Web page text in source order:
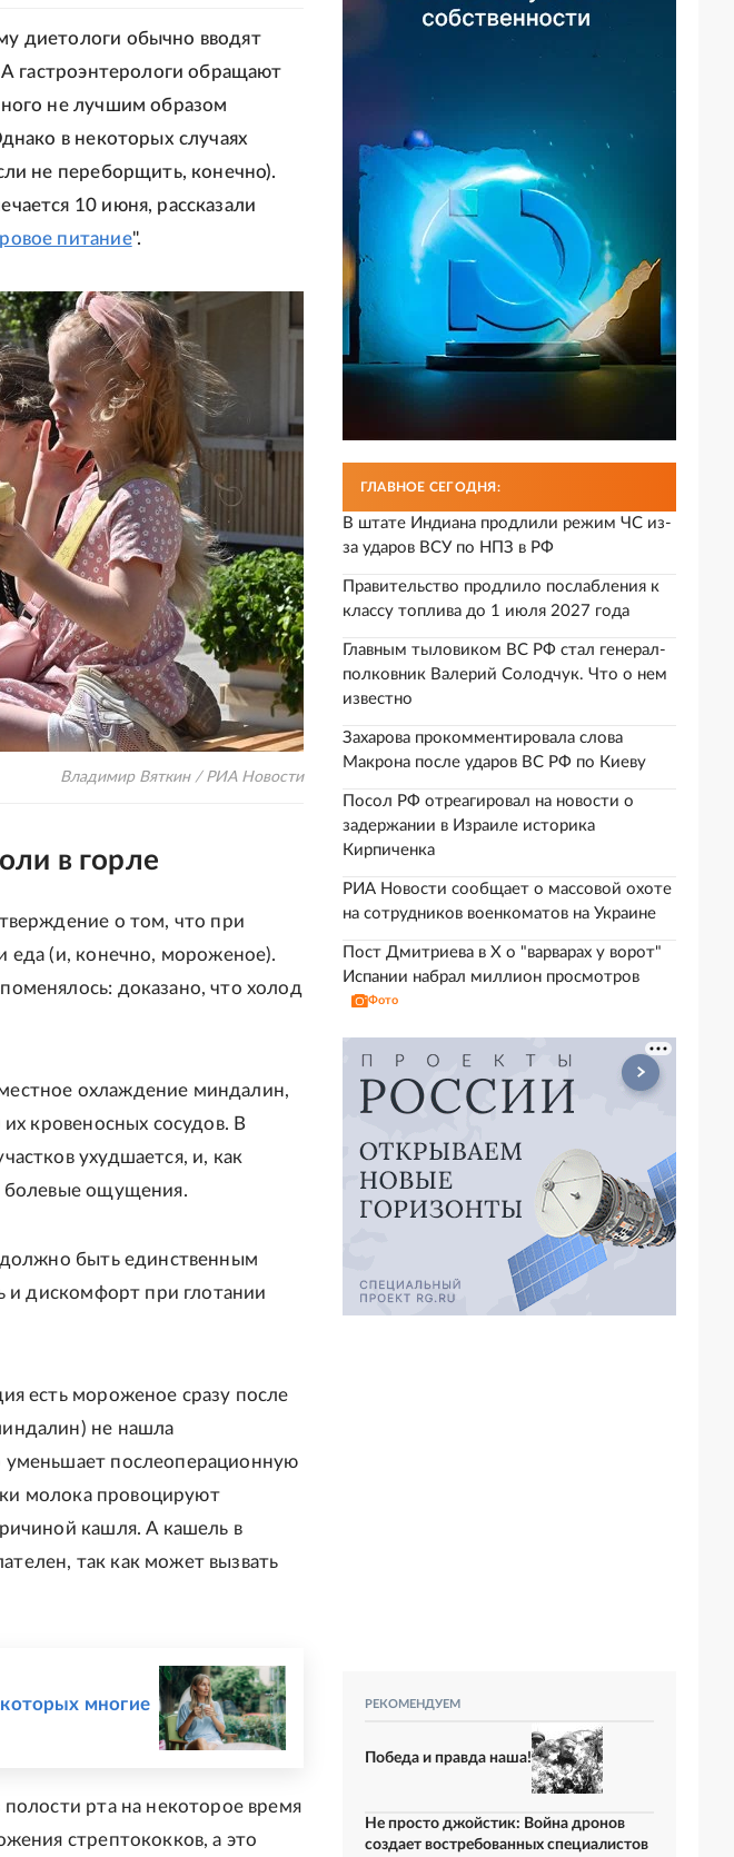
диетологи обычно вводят
гастроэнтерологи обращают
не лучшим образом
в некоторых случаях
не переборщить, конечно).
10 июня, рассказали
питание".
Владимир Вяткин / РИА Новости
в горле
о том, что при
еда (и, конечно, мороженое).
доказано, что холод
охлаждение миндалин,
кровеносных сосудов. В
ухудшается, и, как
болевые ощущения.
быть единственным
и дискомфорт при глотании
есть мороженое сразу после
не нашла
послеоперационную
молока провоцируют
кашля. А кашель в
так как может вызвать
многие
рта на некоторое время
стрептококков, а это
ГЛАВНОЕ СЕГОДНЯ:
В штате Индиана продлили режим ЧС из-
за ударов ВСУ по НПЗ в РФ
Правительство продлило послабления к
классу топлива до 1 июля 2027 года
Главным тыловиком ВС РФ стал генерал-
полковник Валерий Солодчук. Что о нем
известно
Захарова прокомментировала слова
Макрона после ударов ВС РФ по Киеву
Посол РФ отреагировал на новости о
задержании в Израиле историка
Кирпиченка
РИА Новости сообщает о массовой охоте
на сотрудников военкоматов на Украине
Пост Дмитриева в X о "варварах у ворот"
Испании набрал миллион просмотров
Фото
РЕКОМЕНДУЕМ
Победа и правда наша!
Не просто джойстик: Война дронов
создает востребованных специалистов